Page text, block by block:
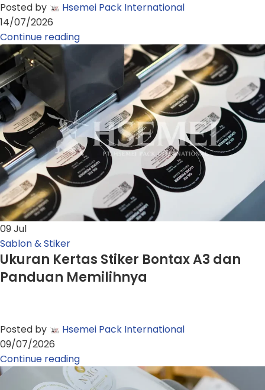
Posted by
Hsemei Pack International
14/07/2026
Continue reading
09Jul
Sablon & Stiker
Ukuran Kertas Stiker Bontax A3 dan
Panduan Memilihnya
Posted by
Hsemei Pack International
09/07/2026
Continue reading